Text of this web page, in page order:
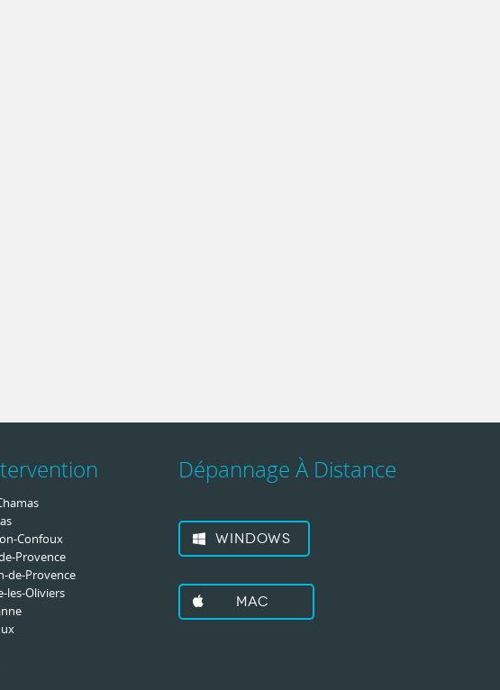
Confoux
Provence
de-Provence
les-Oliviers
Dépannage À Distance
Windows
Mac